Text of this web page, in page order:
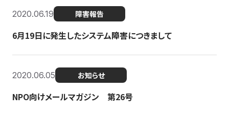
2020.06.19 障害報告
6月19日に発生したシステム障害につきまして
2020.06.05 お知らせ
NPO向けメールマガジン 第26号